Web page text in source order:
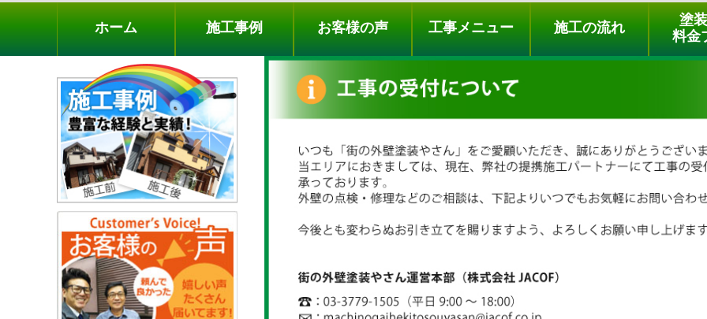
料金プラン 無料点検
ホーム 施工事例 お客様の声 工事メニュー 施工の流れ
塗
料金